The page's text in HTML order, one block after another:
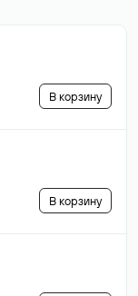
В корзину
В корзину